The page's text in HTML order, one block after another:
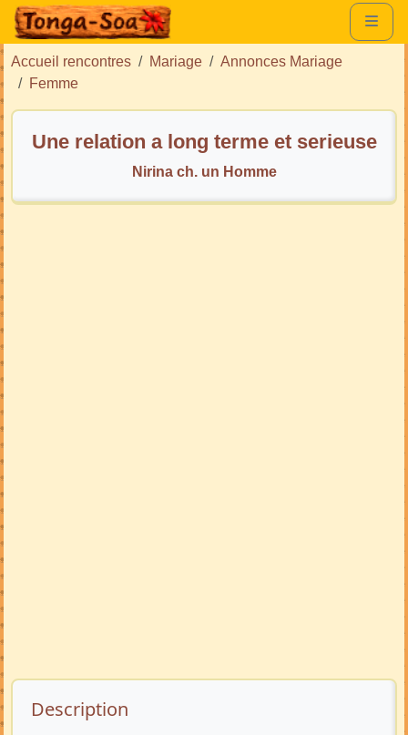
Accueil rencontres Mariage
Annonces Mariage
Femme
Une relation a long terme et serieuse
Nirina ch. un Homme
Description de l’annonce
Description